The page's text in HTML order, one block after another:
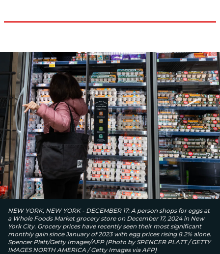
NEW YORK, NEW YORK - DECEMBER 17: A person shops for eggs at
a Whole Foods Market grocery store on December 17, 2024 in New
York City. Grocery prices have recently seen their most significant
monthly gain since January of 2023 with egg prices rising 8.2% alone.
Spencer Platt/Getty Images/AFP (Photo by SPENCER PLATT / GETTY
IMAGES NORTH AMERICA / Getty Images via AFP)